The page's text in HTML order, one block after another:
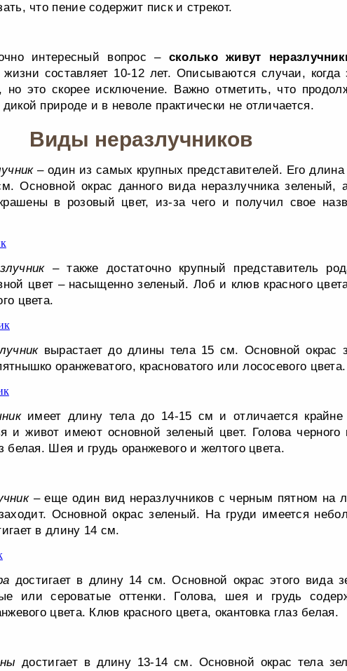
что пение содержит писк и стрекот.
интересный вопрос – сколько живут
составляет 10-12 лет. Описываются случаи, когда
это скорее исключение. Важно отметить, что
природе и в неволе практически не отличается.
Виды неразлучников
– один из самых крупных представителей. Его длина
Основной окрас данного вида неразлучника зеленый,
в розовый цвет, из-за чего и получил свое
– также достаточно крупный представитель
цвет – насыщенно зеленый. Лоб и клюв красного
цвета.
вырастает до длины тела 15 см. Основной окрас
оранжеватого, красноватого или лососевого цвета.
имеет длину тела до 14-15 см и отличается
и живот имеют основной зеленый цвет. Голова черного
белая. Шея и грудь оранжевого и желтого цвета.
– еще один вид неразлучников с черным пятном на
Основной окрас зеленый. На груди имеется
в длину 14 см.
достигает в длину 14 см. Основной окрас этого вида
или сероватые оттенки. Голова, шея и грудь
цвета. Клюв красного цвета, окантовка глаз белая.
достигает в длину 13-14 см. Основной окрас тела